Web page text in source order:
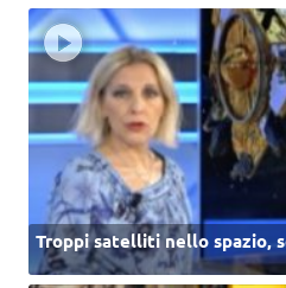
Troppi satelliti nello spazio,